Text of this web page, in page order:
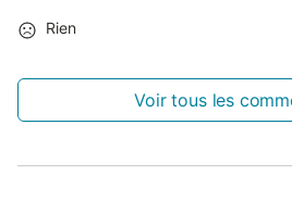
Rien
Voir tous les